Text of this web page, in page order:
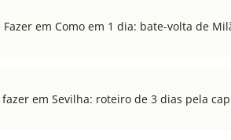
Fazer em Como em 1 dia: bate-volta de
em Sevilha: roteiro de 3 dias pela